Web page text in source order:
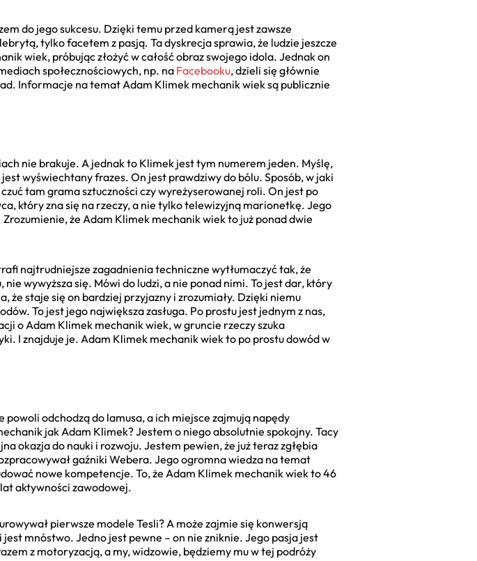
do jego sukcesu. Dzięki temu przed kamerą jest zawsze
tylko facetem z pasją. Ta dyskrecja sprawia, że ludzie jeszcze
wiek, próbując złożyć w całość obraz swojego idola. Jednak on
społecznościowych, np. naFacebooku, dzieli się głównie
Informacje na temat Adam Klimek mechanik wiek są publicznie
nie brakuje. A jednak to Klimek jest tym numerem jeden. Myślę,
wyświechtany frazes. On jest prawdziwy do bólu. Sposób, w jaki
tam grama sztuczności czy wyreżyserowanej roli. On jest po
który zna się na rzeczy, a nie tylko telewizyjną marionetkę. Jego
że Adam Klimek mechanik wiek to już ponad dwie
najtrudniejsze zagadnienia techniczne wytłumaczyć tak, że
wywyższa się. Mówi do ludzi, a nie ponad nimi. To jest dar, który
staje się on bardziej przyjazny i zrozumiały. Dzięki niemu
To jest jego największa zasługa. Po prostu jest jednym z nas,
o Adam Klimek mechanik wiek, w gruncie rzeczy szuka
I znajduje je. Adam Klimek mechanik wiek to po prostu dowód w
odchodzą do lamusa, a ich miejsce zajmują napędy
jak Adam Klimek? Jestem o niego absolutnie spokojny. Tacy
okazja do nauki i rozwoju. Jestem pewien, że już teraz zgłębia
gaźniki Webera. Jego ogromna wiedza na temat
nowe kompetencje. To, że Adam Klimek mechanik wiek to 46
aktywności zawodowej.
pierwsze modele Tesli? A może zajmie się konwersją
mnóstwo. Jedno jest pewne – on nie zniknie. Jego pasja jest
z motoryzacją, a my, widzowie, będziemy mu w tej podróży